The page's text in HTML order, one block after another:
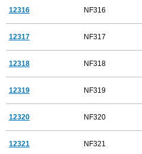
12316 NF316
12317 NF317
12318 NF318
12319 NF319
12320 NF320
12321 NF321